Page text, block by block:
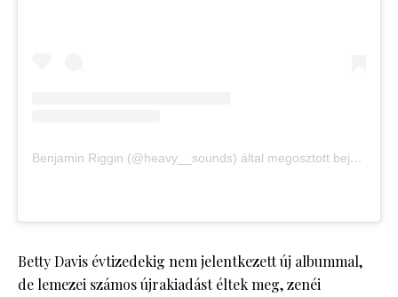
Benjamin Riggin (@heavy__sounds) által megosztott bejegyzés
Betty Davis évtizedekig nem jelentkezett új albummal,
de lemezei számos újrakiadást éltek meg, zenéi